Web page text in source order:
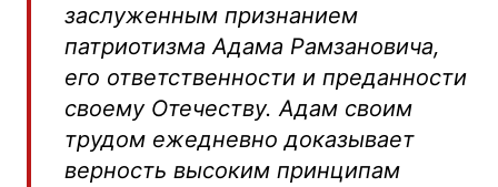
заслуженным признанием
патриотизма Адама Рамзановича,
его ответственности и преданности
своему Отечеству. Адам своим
трудом ежедневно доказывает
верность высоким принципам